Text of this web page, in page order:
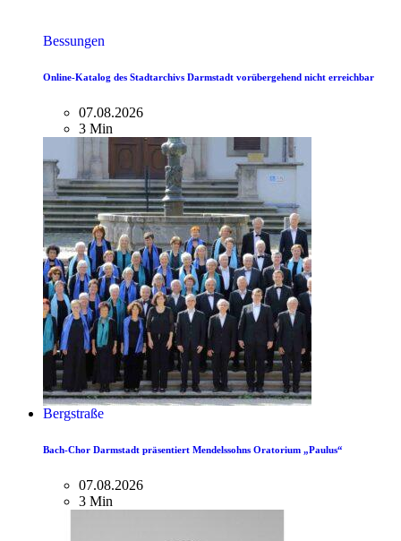
Bessungen
Online-Katalog des Stadtarchivs Darmstadt vorübergehend nicht erreichbar
07.08.2026
3 Min
Bergstraße
Bach-Chor Darmstadt präsentiert Mendelssohns Oratorium „Paulus“
07.08.2026
3 Min